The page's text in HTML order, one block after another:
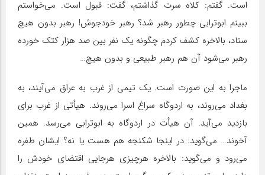
است. گفتم: کلاه سرت گذاشتم، گفت: قبول است. می‌خواستم
ببینم ابوترابی چطور رهبر شد؟ رهبر خودجوش! رهبر بدون هیچ
ستاد، بالاخره کشف کردم چگونه یک نفر بین صد هزار کتک خورده
رهبر می‌شود آن هم رهبر طبیعی و بدون هیچ…
ماجرا به این صورت است. یک تیمی از غرب به عراق می‌آیند، به
بغداد می‌روند، به اردوگاه سراغ اسرا می‌روند. هیأتی از غرب برای
بازدید می‌آید. آن هیأت در اردوگاه به ابوترابی می‌رسد. همین
آخوند… می‌گوید: در اینجا شکنجه هم هست یا نه؟ ایشان طفره
می‌رود و می‌گوید: بالاخره هرچیزی هرجایی اقتضای خودش را